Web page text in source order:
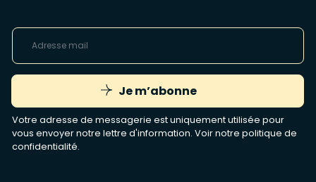
Je m’abonne
Votre adresse de messagerie est uniquement utilisée pour
vous envoyer notre lettre d'information. Voir notre politique de
confidentialité.